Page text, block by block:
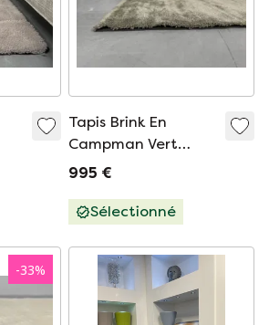
Tapis Brink En
Campman Vert
200X290
995 €
Sélectionné
-33%